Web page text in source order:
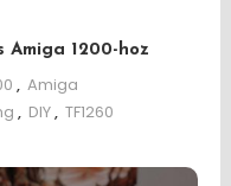
Amiga 1200-hoz
, Amiga
, DIY, TF1260